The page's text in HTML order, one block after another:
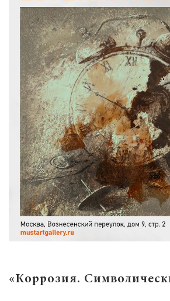
«Коррозия.